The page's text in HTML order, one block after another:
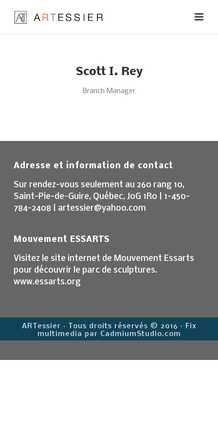
Scott I. Rey
Branch Manager
Adresse et information de contact
Sur rendez-vous seulement au 260 rang 10,
Saint-Pie-de-Guire, Québec, J0G 1R0 | 1-450-
784-2408 | artessier@yahoo.com
Mouvement ESSARTS
Visitez le site internet de Mouvement Essarts
pour découvrir le parc de sculptures.
www.essarts.org
ARTessier · Tous droits réservés © 2016 · Fix
multimedia par CadmiumStudio.com